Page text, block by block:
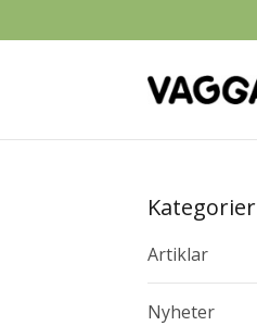
Kategorier
Artiklar
Nyheter